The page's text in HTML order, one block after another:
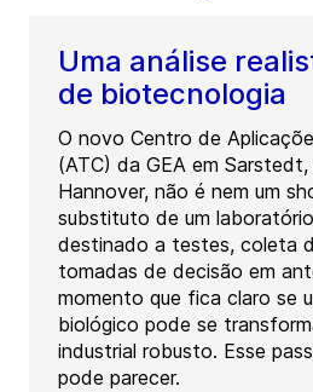
Uma análise
de biotecnologia
O novo Centro de
(ATC) da GEA em Sarstedt,
Hannover, não é nem um
substituto de um
destinado a testes, coleta
tomadas de decisão em
momento que fica claro se
biológico pode se
industrial robusto. Esse
pode parecer.